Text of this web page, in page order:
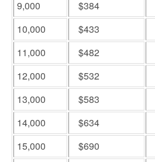
9,000 $384
10,000
$433
11,000
$482
12,000
$532
13,000
$583
14,000
$634
15,000
$690